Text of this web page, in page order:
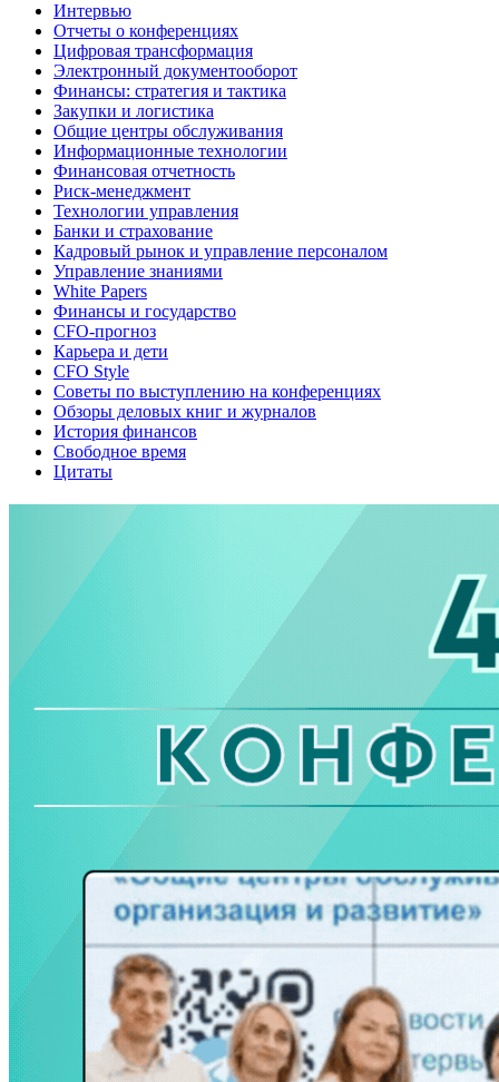
Интервью
Отчеты о конференциях
Цифровая трансформация
Электронный документооборот
Финансы: стратегия и тактика
Закупки и логистика
Общие центры обслуживания
Информационные технологии
Финансовая отчетность
Риск-менеджмент
Технологии управления
Банки и страхование
Кадровый рынок и управление персоналом
Управление знаниями
White Papers
Финансы и государство
CFO-прогноз
Карьера и дети
CFO Style
Советы по выступлению на конференциях
Обзоры деловых книг и журналов
История финансов
Свободное время
Цитаты